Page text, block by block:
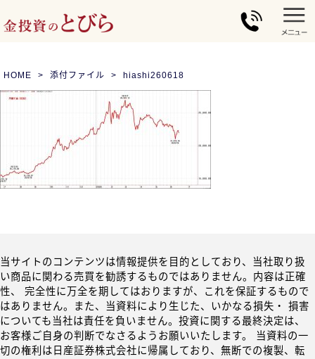
HOME 添付ファイル hiashi260618
当サイトのコンテンツは情報提供を目的としており、当社取り扱
い商品に関わる売買を勧誘するものではありません。内容は正確
性、 完全性に万全を期してはおりますが、これを保証するもので
はありません。また、当資料により生じた、いかなる損失・ 損害
についても当社は責任を負いません。投資に関する最終決定は、
お客様ご自身の判断でなさるようお願いいたします。 当資料の一
切の権利は日産証券株式会社に帰属しており、無断での複製、転